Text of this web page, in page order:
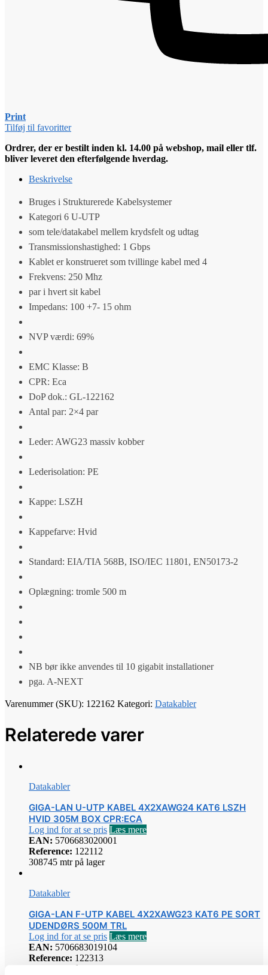
Print
Tilføj til favoritter
Ordrer, der er bestilt inden kl. 14.00 på webshop, mail eller tlf.
bliver leveret den efterfølgende hverdag.
Beskrivelse
Bruges i Strukturerede Kabelsystemer
Kategori 6 U-UTP
som tele/datakabel mellem krydsfelt og udtag
Transmissionshastighed: 1 Gbps
Kablet er konstrueret som tvillinge kabel med 4
Frekvens: 250 Mhz
par i hvert sit kabel
Impedans: 100 +7- 15 ohm
NVP værdi: 69%
EMC Klasse: B
CPR: Eca
DoP dok.: GL-122162
Antal par: 2×4 par
Leder: AWG23 massiv kobber
Lederisolation: PE
Kappe: LSZH
Kappefarve: Hvid
Standard: EIA/TIA 568B, ISO/IEC 11801, EN50173-2
Oplægning: tromle 500 m
NB bør ikke anvendes til 10 gigabit installationer
pga. A-NEXT
Varenummer (SKU): 122162 Kategori: Datakabler
Relaterede varer
Datakabler
GIGA-LAN U-UTP KABEL 4X2XAWG24 KAT6 LSZH
HVID 305M BOX CPR:ECA
Log ind for at se pris Læs mere
EAN: 5706683020001
Reference: 122112
308745 mtr på lager
Datakabler
GIGA-LAN F-UTP KABEL 4X2XAWG23 KAT6 PE SORT
UDENDØRS 500M TRL
Log ind for at se pris Læs mere
EAN: 5706683019104
Reference: 122313
27500 mtr på lager